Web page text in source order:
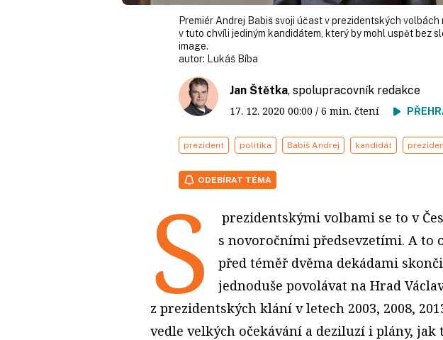
Premiér Andrej Babiš svoji účast v prezidentských volbách
v tuto chvíli jediným kandidátem, který by mohl uspět bez
image.
autor: Lukáš Bíba
Jan Štětka, spolupracovník redakce
17. 12. 2020 00:00 / 6 min. čtení
prezident politika Babiš Andrej kandidát
ODEBÍRAT TÉMA
S
prezidentskými volbami se to v
s novoročními předsevzetími. A to
před téměř dvěma dekádami
jednoduše povolávat na Hrad
z prezidentských klání v letech 2003, 2008,
vedle velkých očekávání a deziluzí i plány,